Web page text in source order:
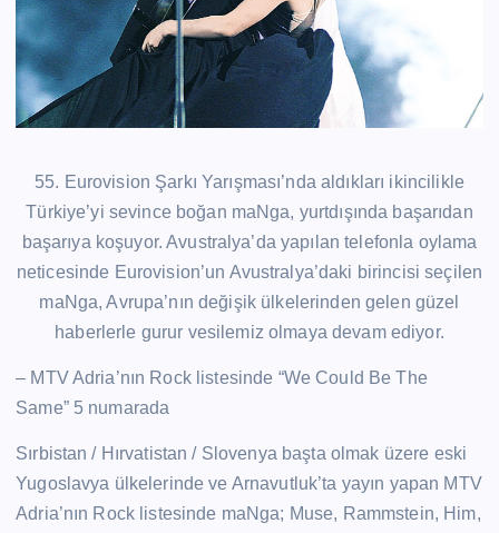
55. Eurovision Şarkı Yarışması’nda aldıkları ikincilikle
Türkiye’yi sevince boğan maNga, yurtdışında başarıdan
başarıya koşuyor. Avustralya’da yapılan telefonla oylama
neticesinde Eurovision’un Avustralya’daki birincisi seçilen
maNga, Avrupa’nın değişik ülkelerinden gelen güzel
haberlerle gurur vesilemiz olmaya devam ediyor.
– MTV Adria’nın Rock listesinde “We Could Be The
Same” 5 numarada
Sırbistan / Hırvatistan / Slovenya başta olmak üzere eski
Yugoslavya ülkelerinde ve Arnavutluk’ta yayın yapan MTV
Adria’nın Rock listesinde maNga; Muse, Rammstein, Him,